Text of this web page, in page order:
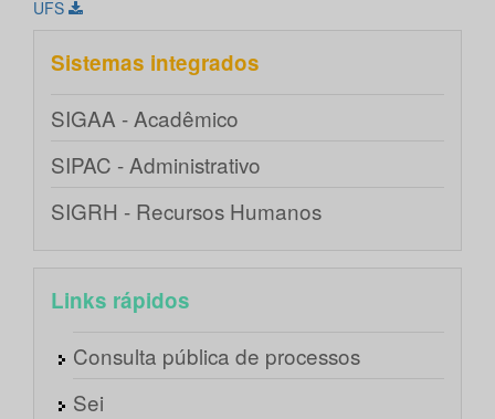
UFS
Sistemas integrados
SIGAA - Acadêmico
SIPAC - Administrativo
SIGRH - Recursos Humanos
Links rápidos
Consulta pública de processos
Sei